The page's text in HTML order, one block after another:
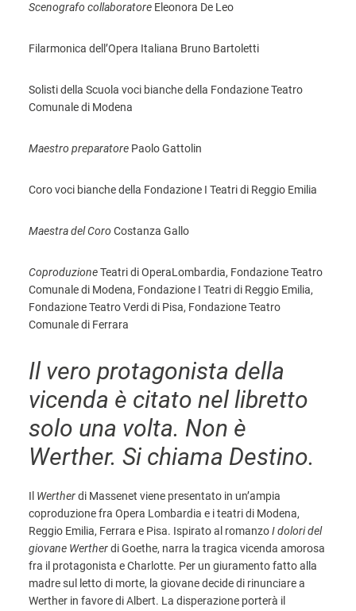
Scenografo collaboratore Eleonora De Leo
Filarmonica dell’Opera Italiana Bruno Bartoletti
Solisti della Scuola voci bianche della Fondazione Teatro
Comunale di Modena
Maestro preparatore Paolo Gattolin
Coro voci bianche della Fondazione I Teatri di Reggio Emilia
Maestra del Coro Costanza Gallo
CoproduzioneTeatri di OperaLombardia, Fondazione Teatro
Comunale di Modena, Fondazione I Teatri di Reggio Emilia,
Fondazione Teatro Verdi di Pisa, Fondazione Teatro
Comunale di Ferrara
Il vero protagonista della
vicenda è citato nel libretto
solo una volta. Non è
Werther. Si chiama Destino.
Il Wertherdi Massenet viene presentato in un’ampia
coproduzione fra Opera Lombardia e i teatri di Modena,
Reggio Emilia, Ferrara e Pisa. Ispirato al romanzoI dolori del
giovane Wertherdi Goethe, narra la tragica vicenda amorosa
fra il protagonista e Charlotte. Per un giuramento fatto alla
madre sul letto di morte, la giovane decide di rinunciare a
Werther in favore di Albert. La disperazione porterà il